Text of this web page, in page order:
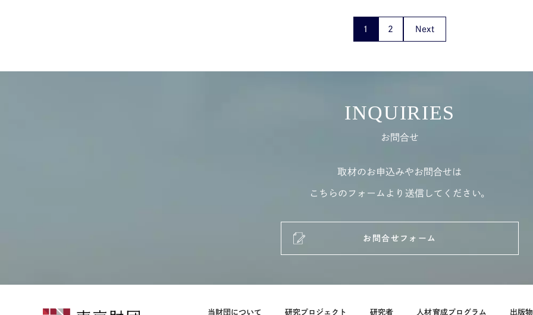
1 2 Next
INQUIRIES
お問合せ
取材のお申込みやお問合せは
こちらのフォームより送信してください。
お問合せフォーム
当財団について 研究プロジェクト 研究者 人材育成プログラム 出版